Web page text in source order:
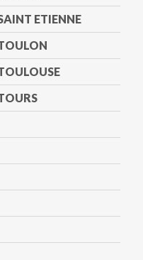
ETIENNE